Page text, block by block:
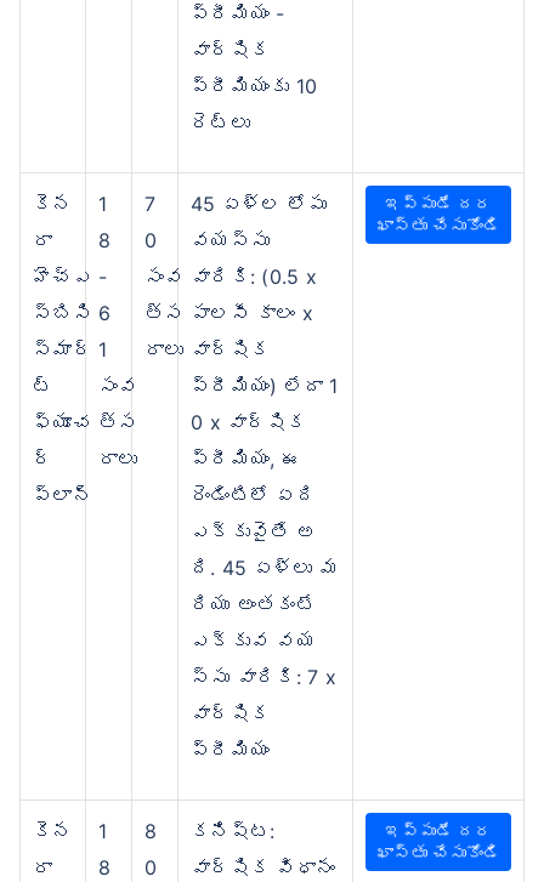
ప్రీమియం -
వార్షిక
ప్రీమియంకు 10
రెట్లు
కెన
రా
హెచ్‌ఎ
స్‌బిసి
స్మార్
ట్
ఫ్యూచ
ర్
ప్లాన్
1
8
-
6
1
సంవ
త్స
రాలు
7
0
సంవ
త్స
రాలు
45 ఏళ్ల లోపు
వయస్సు
వారికి: (0.5 x
పాలసీ కాలం x
వార్షిక
ప్రీమియం) లేదా 1
0 x వార్షిక
ప్రీమియం, ఈ
రెండింటిలో ఏది
ఎక్కువైతే అ
ది. 45 ఏళ్లు మ
రియు అంతకంటే
ఎక్కువ వయ
స్సు వారికి: 7 x
వార్షిక
ప్రీమియం
ఇప్పుడే దర
ఖాస్తు చేసుకోండి
కెన
రా
1
8
8
0
కనిష్ట:
వార్షిక విధానం
ఇప్పుడే దర
ఖాస్తు చేసుకోండి